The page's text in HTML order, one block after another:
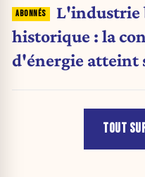
L'industrie
historique : la
d'énergie atteint
TOUT